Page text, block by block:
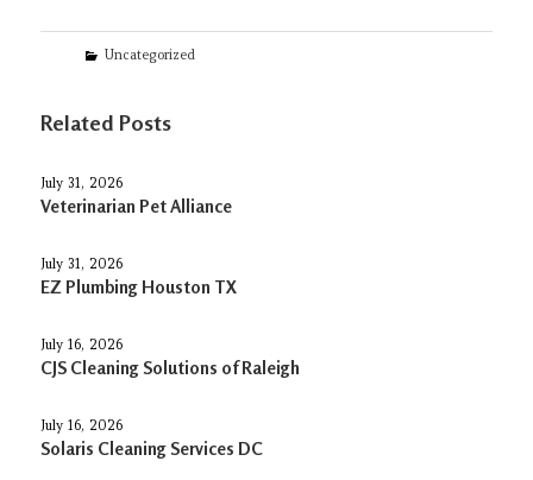
Categories
Uncategorized
Related Posts
July 31, 2026
Veterinarian Pet Alliance
July 31, 2026
EZ Plumbing Houston TX
July 16, 2026
CJS Cleaning Solutions of Raleigh
July 16, 2026
Solaris Cleaning Services DC